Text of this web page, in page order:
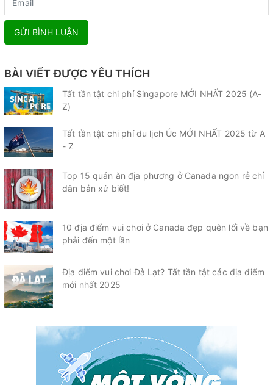
GỬI BÌNH LUẬN
BÀI VIẾT ĐƯỢC YÊU THÍCH
Tất tần tật chi phí Singapore MỚI NHẤT 2025 (A-
Z)
Tất tần tật chi phí du lịch Úc MỚI NHẤT 2025 từ A
- Z
Top 15 quán ăn địa phương ở Canada ngon rẻ chỉ
dân bản xứ biết!
10 địa điểm vui chơi ở Canada đẹp quên lối về bạn
phải đến một lần
Địa điểm vui chơi Đà Lạt? Tất tần tật các địa điểm
mới nhất 2025